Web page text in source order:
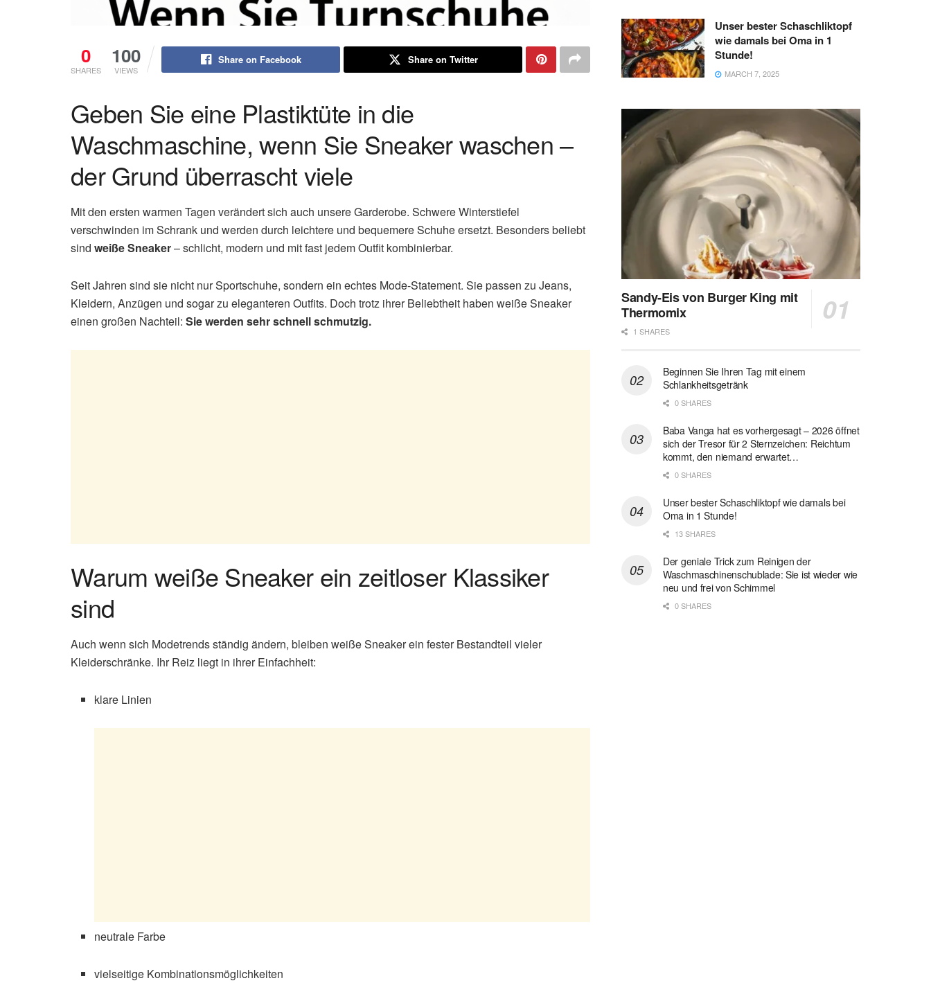
0
SHARES
100
VIEWS
Share on Facebook Share on Twitter
Geben Sie eine Plastiktüte in die
Waschmaschine, wenn Sie Sneaker waschen –
der Grund überrascht viele
Mit den ersten warmen Tagen verändert sich auch unsere Garderobe. Schwere Winterstiefel
verschwinden im Schrank und werden durch leichtere und bequemere Schuhe ersetzt. Besonders beliebt
sind weiße Sneaker– schlicht, modern und mit fast jedem Outfit kombinierbar.
Seit Jahren sind sie nicht nur Sportschuhe, sondern ein echtes Mode-Statement. Sie passen zu Jeans,
Kleidern, Anzügen und sogar zu eleganteren Outfits. Doch trotz ihrer Beliebtheit haben weiße Sneaker
einen großen Nachteil: Sie werden sehr schnell schmutzig.
Warum weiße Sneaker ein zeitloser Klassiker
sind
Auch wenn sich Modetrends ständig ändern, bleiben weiße Sneaker ein fester Bestandteil vieler
Kleiderschränke. Ihr Reiz liegt in ihrer Einfachheit:
klare Linien
neutrale Farbe
vielseitige Kombinationsmöglichkeiten
Unser bester Schaschliktopf
wie damals bei Oma in 1
Stunde!
MARCH 7, 2025
Sandy-Eis von Burger King mit
Thermomix
1 SHARES
Beginnen Sie Ihren Tag mit einem
Schlankheitsgetränk
0 SHARES
Baba Vanga hat es vorhergesagt – 2026 öffnet
sich der Tresor für 2 Sternzeichen: Reichtum
kommt, den niemand erwartet…
0 SHARES
Unser bester Schaschliktopf wie damals bei
Oma in 1 Stunde!
13 SHARES
Der geniale Trick zum Reinigen der
Waschmaschinenschublade: Sie ist wieder wie
neu und frei von Schimmel
0 SHARES